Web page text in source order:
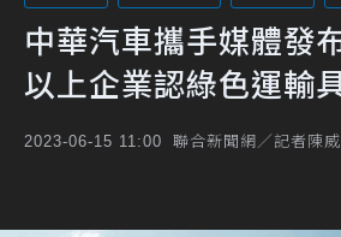
中華汽車攜手媒體發
以上企業認綠色運輸
2023-06-15 11:00 聯合新聞網／記者陳